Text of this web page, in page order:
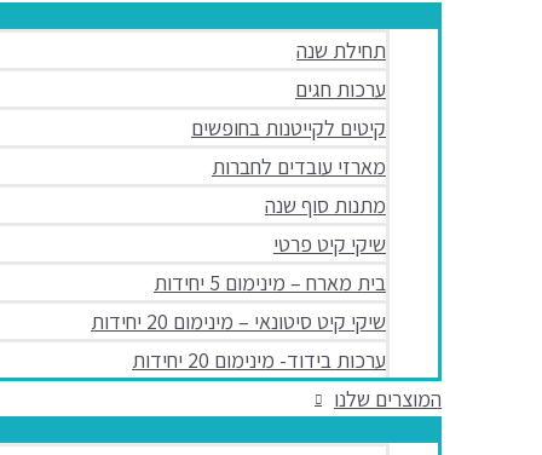
תחילת שנה
ערכות חגים
קיטים לקייטנות בחופשים
מארזי עובדים לחברות
מתנות סוף שנה
שיקי קיט פרטי
בית מארח – מינימום 5 יחידות
שיקי קיט סיטונאי – מינימום 20 יחידות
ערכות בידוד- מינימום 20 יחידות
המוצרים שלנו